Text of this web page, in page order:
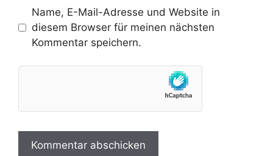
Name, E-Mail-Adresse und Website in
diesem Browser für meinen nächsten
Kommentar speichern.